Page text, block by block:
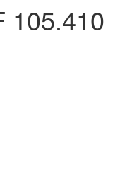
105.410